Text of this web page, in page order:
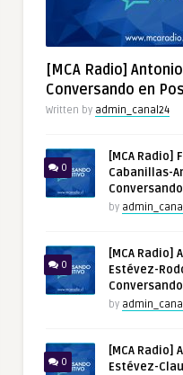
[MCA Radio]
Conversando en
Written by admin_canal24
0
[MCA Radio]
Cabanillas-
by
0
[MCA Radio]
Estévez-
by
0
[MCA Radio]
Estévez-